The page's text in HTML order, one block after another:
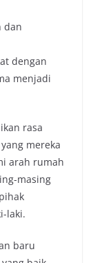
dan
dengan
menjadi
rasa
mereka
arah rumah
masing
laki.
baru